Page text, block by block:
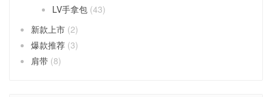
LV手拿包 (43)
新款上市 (2)
爆款推荐 (3)
肩带 (8)